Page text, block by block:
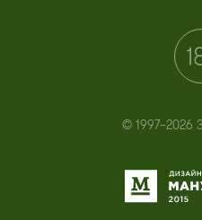
© 1997–2026